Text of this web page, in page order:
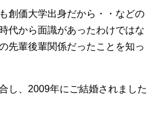
創価大学出身だから・・などの
代から面識があったわけではな
先輩後輩関係だったことを知っ
し、2009年にご結婚されました